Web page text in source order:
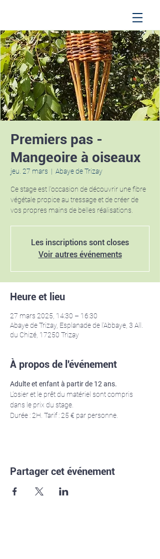
Premiers pas -
Mangeoire à oiseaux
jeu. 27 mars
  |
Abaye de Trizay
Ce stage est l'occasion de découvrir une fibre
végétale propice au tressage et de créer de
vos propres mains de belles réalisations.
Les inscriptions sont closes
Voir autres événements
Heure et lieu
27 mars 2025, 14:30 – 16:30
Abaye de Trizay, Esplanade de l'Abbaye, 3 All.
du Chizé, 17250 Trizay
À propos de l'événement
Adulte et enfant à partir de 12 ans.
L'osier et le prêt du matériel sont compris
dans le prix du stage.
Durée : 2H. Tarif : 25 € par personne.
Partager cet événement